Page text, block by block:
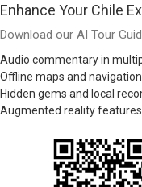
Enhance Your Chile
Download our AI Tour
Audio commentary in
Offline maps and navigation
Hidden gems and local
Augmented reality